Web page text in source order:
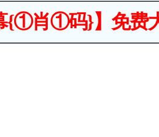
{①肖①码}】免费